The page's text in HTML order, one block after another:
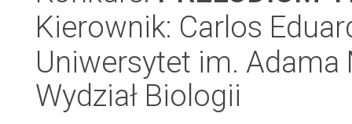
Kierownik: Carlos
Uniwersytet im.
Wydział Biologii